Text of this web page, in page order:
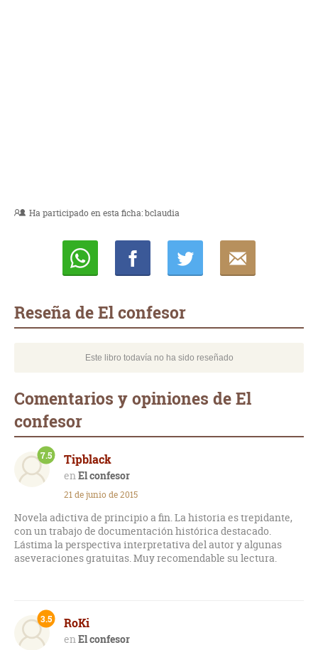
Ha participado en esta ficha:bclaudia
Reseña de El confesor
Este libro todavía no ha sido reseñado
Comentarios y opiniones de El
confesor
Tipblack
El confesor
7.5
21 de junio de 2015
Novela adictiva de principio a fin. La historia es trepidante,
con un trabajo de documentación histórica destacado.
Lástima la perspectiva interpretativa del autor y algunas
aseveraciones gratuitas. Muy recomendable su lectura.
RoKi
El confesor
3.5